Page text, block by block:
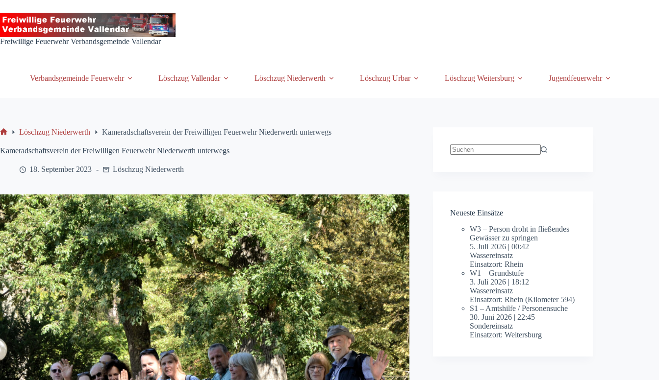
Inhalt
springen
Freiwillige Feuerwehr Verbandsgemeinde Vallendar
Verbandsgemeinde Feuerwehr Löschzug Vallendar Löschzug Niederwerth Löschzug Urbar Löschzug Weitersburg Jugendfeuerwehr
Löschzug Niederwerth Kameradschaftsverein der Freiwilligen Feuerwehr Niederwerth unterwegs
Kameradschaftsverein der Freiwilligen Feuerwehr Niederwerth unterwegs
18. September 2023 Löschzug Niederwerth
Neueste Einsätze
W3 – Person droht in fließendes
Gewässer zu springen
5. Juli 2026 |00:42
Wassereinsatz
Einsatzort: Rhein
W1 – Grundstufe
3. Juli 2026 | 18:12
Wassereinsatz
Einsatzort: Rhein (Kilometer 594)
S1 – Amtshilfe / Personensuche
30. Juni 2026 | 22:45
Sondereinsatz
Einsatzort: Weitersburg